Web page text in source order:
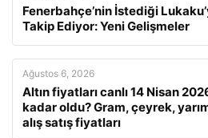
Fenerbahçe’nin İstediği
Takip Ediyor: Yeni Gelişmeler
Ağustos 6, 2026
Altın fiyatları canlı 14 Nisan
kadar oldu? Gram, çeyrek,
alış satış fiyatları